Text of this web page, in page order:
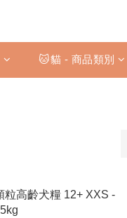
🐱貓 - 商品類別